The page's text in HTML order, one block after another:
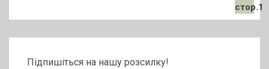
Підпишіться на нашу розсилку!